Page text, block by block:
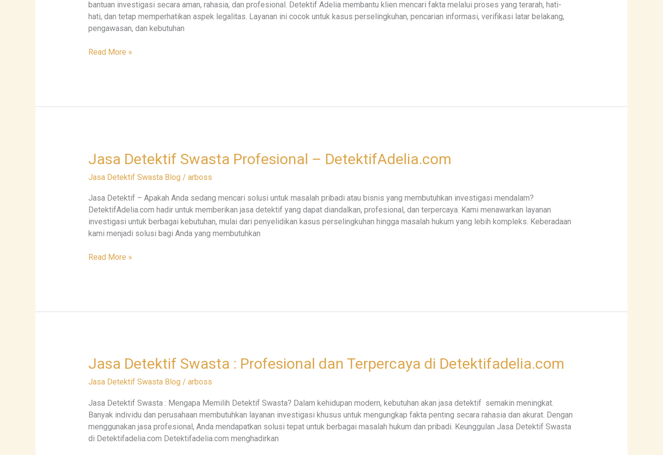
bantuan investigasi secara aman, rahasia, dan profesional. Detektif Adelia membantu klien mencari fakta melalui proses yang terarah, hati-
hati, dan tetap memperhatikan aspek legalitas. Layanan ini cocok untuk kasus perselingkuhan, pencarian informasi, verifikasi latar belakang,
pengawasan, dan kebutuhan
Aman
dan
Legal
Read More »
Jasa Detektif Swasta Profesional – DetektifAdelia.com
Jasa Detektif Swasta Blog / arboss
Jasa Detektif – Apakah Anda sedang mencari solusi untuk masalah pribadi atau bisnis yang membutuhkan investigasi mendalam?
DetektifAdelia.com hadir untuk memberikan jasa detektif yang dapat diandalkan, profesional, dan terpercaya. Kami menawarkan layanan
investigasi untuk berbagai kebutuhan, mulai dari penyelidikan kasus perselingkuhan hingga masalah hukum yang lebih kompleks. Keberadaan
kami menjadi solusi bagi Anda yang membutuhkan
Jasa
Detektif
Swasta
–
DetektifAdelia.com
Read More »
Jasa Detektif Swasta : Profesional dan Terpercaya di Detektifadelia.com
Jasa Detektif Swasta Blog / arboss
Jasa Detektif Swasta : Mengapa Memilih Detektif Swasta? Dalam kehidupan modern, kebutuhan akan jasa detektif semakin meningkat.
Banyak individu dan perusahaan membutuhkan layanan investigasi khusus untuk mengungkap fakta penting secara rahasia dan akurat. Dengan
menggunakan jasa profesional, Anda mendapatkan solusi tepat untuk berbagai masalah hukum dan pribadi. Keunggulan Jasa Detektif Swasta
di Detektifadelia.com Detektifadelia.com menghadirkan
Jasa
Detektif
Swasta
Profesional
dan
Terpercaya
di